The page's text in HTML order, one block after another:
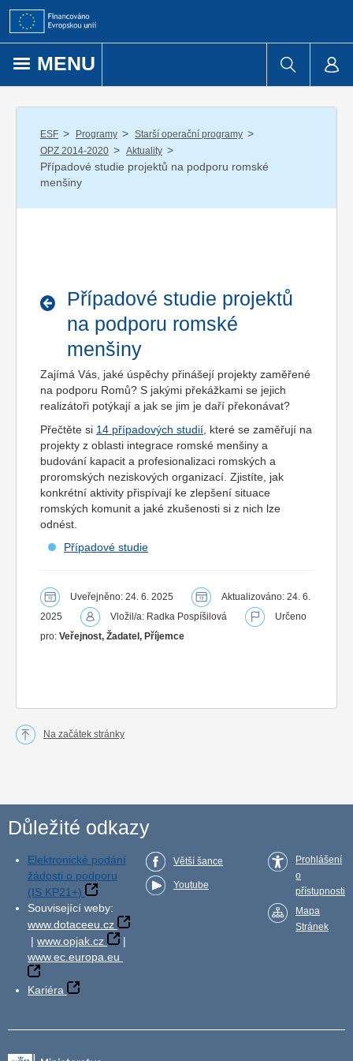
Přejít k obsahu
MENU
ESF / Programy / Starší operační programy /
OPZ 2014-2020 / Aktuality /
Případové studie projektů na podporu romské
menšiny
Případové studie projektů
na podporu romské
menšiny
Zajímá Vás, jaké úspěchy přinášejí projekty zaměřené
na podporu Romů? S jakými překážkami se jejich
realizátoři potýkají a jak se jim je daří překonávat?
Přečtěte si 14 případových studií , které se zaměřují na
projekty z oblasti integrace romské menšiny a
budování kapacit a profesionalizaci romských a
proromských neziskových organizací. Zjistíte, jak
konkrétní aktivity přispívají ke zlepšení situace
romských komunit a jaké zkušenosti si z nich lze
odnést.
Případové studie
Uveřejněno: 24. 6. 2025
Aktualizováno: 24. 6.
2025
Vložil/a: Radka Pospíšilová
Určeno
pro: Veřejnost, Žadatel, Příjemce
Na začátek stránky
Důležité odkazy
Elektronické podání
žádosti o podporu
(IS KP21+)
Související weby:
www.dotaceeu.cz
| www.opjak.cz
|
www.ec.europa.eu
Kariéra
Větší šance
Youtube
Prohlášení
o
přístupnosti
Mapa
Stránek